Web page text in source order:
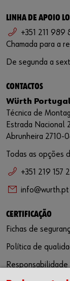
LINHA DE APOIO
+351 211 989
Chamada para a
De segunda a
CONTACTOS
Würth Portugal
Técnica de
Estrada Nacional
Abrunheira 2710-
Todas as opções
+351 219 157
info@wurth.pt
CERTIFICAÇÃO
Fichas de
Política de